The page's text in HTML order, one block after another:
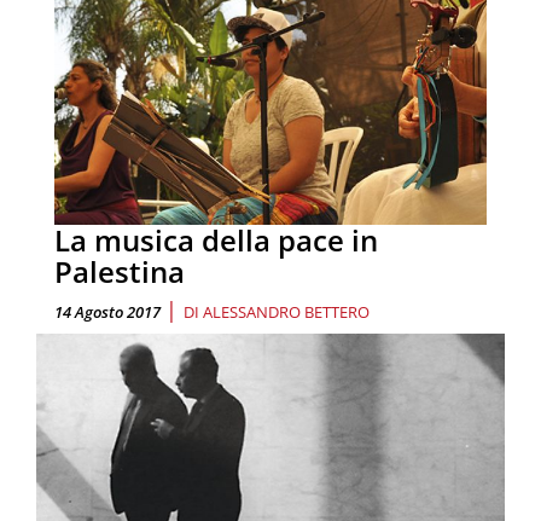
La musica della pace in
Palestina
14 Agosto 2017 | DI ALESSANDRO BETTERO